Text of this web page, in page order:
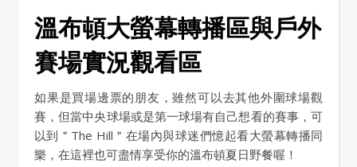
溫布頓大螢幕轉播區與戶外
賽場實況觀看區
如果是買場邊票的朋友，雖然可以去其他外圍球場觀
賽，但當中央球場或是第一球場有自己想看的賽事，可
以到＂The Hill＂在場內與球迷們憶起看大螢幕轉播同
樂，在這裡也可盡情享受你的溫布頓夏日野餐喔！